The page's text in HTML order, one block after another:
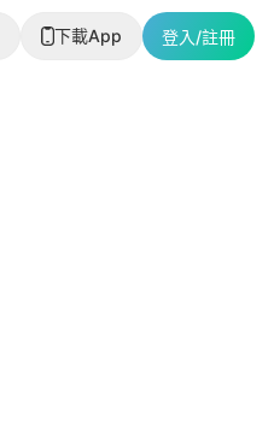
下載App 登入/註冊